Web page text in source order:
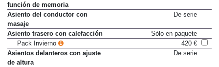
función de memoria
Asiento del conductor con
masaje
De serie
Asiento trasero con calefacción
Sólo en paquete
Pack Invierno
420 €
Asientos delanteros con ajuste
de altura
De serie